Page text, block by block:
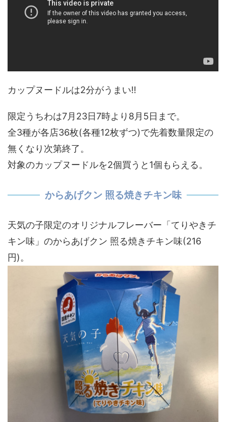
カップヌードルは2分がうまい!!
限定うちわは7月23日7時より8月5日まで。
全3種が各店36枚(各種12枚ずつ)で先着数量限定の
無くなり次第終了。
対象のカップヌードルを2個買うと1個もらえる。
からあげクン 照る焼きチキン味
天気の子限定のオリジナルフレーバー「てりやきチ
キン味」のからあげクン 照る焼きチキン味(216
円)。